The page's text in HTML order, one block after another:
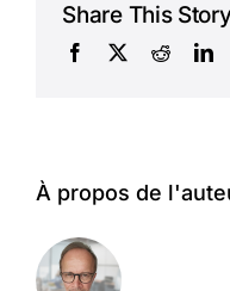
Share This
Facebook
X Reddit
À propos de